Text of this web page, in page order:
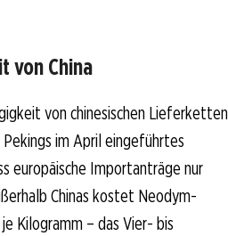
von China
von chinesischen Lieferketten
im April eingeführtes
europäische Importanträge nur
Chinas kostet Neodym-
Kilogramm – das Vier- bis